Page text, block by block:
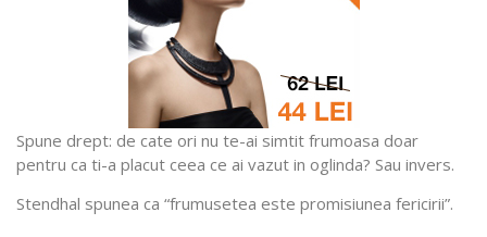
Spune drept: de cate ori nu te-ai simtit frumoasa doar
pentru ca ti-a placut ceea ce ai vazut in oglinda? Sau invers.
Stendhal spunea ca “frumusetea este promisiunea fericirii”.